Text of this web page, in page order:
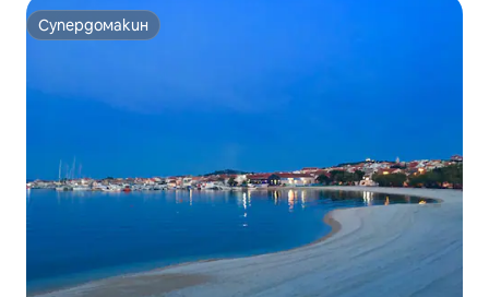
Супердомакин
Супердомакин